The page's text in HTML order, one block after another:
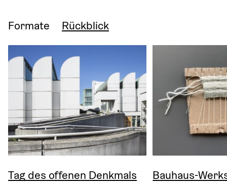
Formate Rückblick
Tag des offenen Denkmals
Bauhaus-